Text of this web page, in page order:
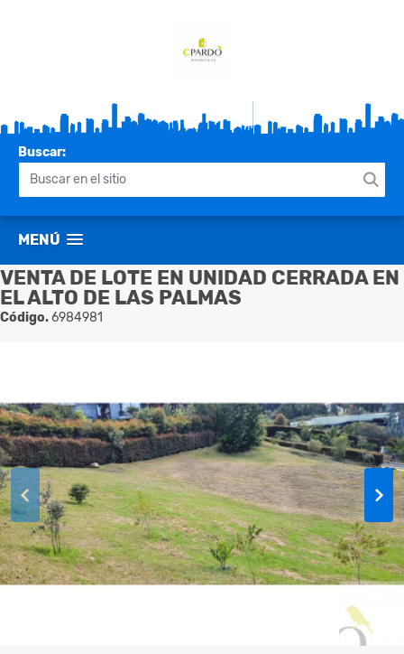
Buscar:
MENÚ
VENTA DE LOTE EN UNIDAD CERRADA EN
EL ALTO DE LAS PALMAS
Código.6984981